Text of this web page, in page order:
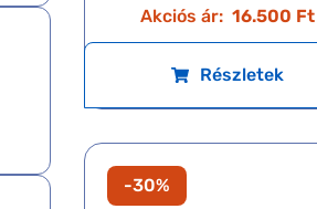
Akciós ár: 16.500 Ft
Részletek
-30%